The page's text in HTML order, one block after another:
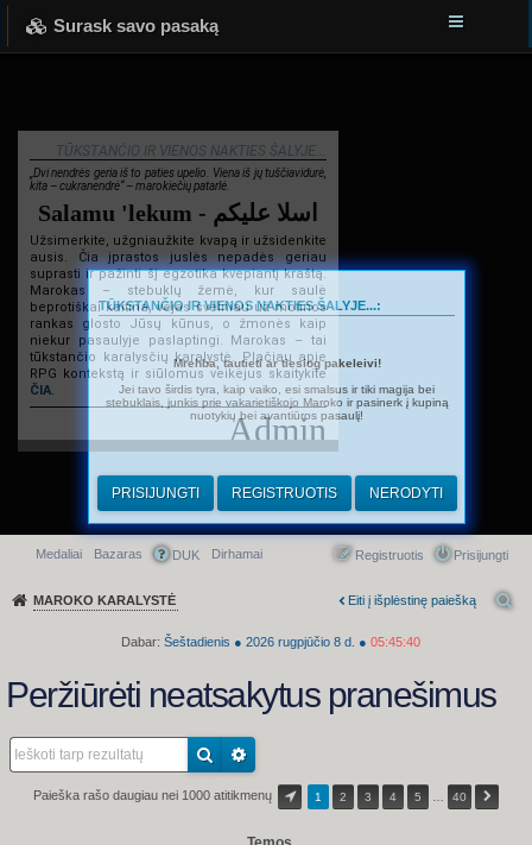
Surask savo pasaką
TŪKSTANČIO IR VIENOS NAKTIES ŠALYJE...
„Dvi nendrės geria iš to paties upelio. Viena iš jų tuščiavidurė,
kita – cukranendrė“ – marokiečių patarlė.
Salamu 'lekum - اسلا عليكم
Užsimerkite, užgniaužkite kvapą ir užsidenkite
ausis. Čia įprastos juslės nepadės geriau
suprasti ir pažinti šį egzotika kvepiantį kraštą.
Marokas – stebuklų žemė, kur saulė
beprotiškai kaitina, vėjas švelniau už motinos
rankas glosto Jūsų kūnus, o žmonės kaip
niekur pasaulyje paslaptingi. Marokas – tai
tūkstančio karalysčių karalystė. Plačiau apie
RPG kontekstą ir siūlomus veikėjus skaitykite
ČIA.
Admin
Greitasis meniu
Medaliai Bazaras DUK Dirhamai Prisijungti
Registruotis
MAROKO KARALYSTĖ Eiti į išplėstinę paiešką
Dabar: Šeštadienis ● 2026 rugpjūčio 8 d. ● 05:45:40
TŪKSTANČIO IR VIENOS NAKTIES ŠALYJE...:
Mrehba, tautieti ar tiesiog pakeleivi!
Jei tavo širdis tyra, kaip vaiko, esi smalsus ir tiki magija bei
stebuklais, junkis prie vakarietiškojo Maroko ir pasinerk į kupiną
nuotykių bei avantiūros pasaulį!
PRISIJUNGTI REGISTRUOTIS NERODYTI
Peržiūrėti neatsakytus pranešimus
Paieška rašo daugiau nei 1000 atitikmenų 1 2 3 4 5 40